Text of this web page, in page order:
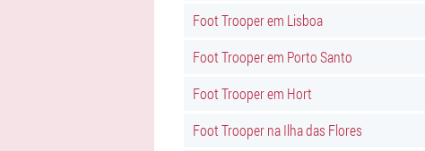
Foot Trooper em Lisboa
Foot Trooper em Porto Santo
Foot Trooper em Hort
Foot Trooper na Ilha das Flores